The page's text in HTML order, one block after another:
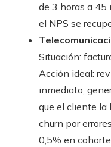
de 3 horas a 45
el NPS se
Situación:
Acción ideal:
inmediato,
que el cliente la
churn por
0,5% en